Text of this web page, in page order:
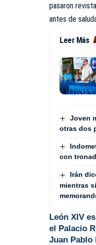
pasaron
antes de
Leer Más
Joven
otras dos
con
Irán
mientras
León XIV
el Palacio
Juan Pablo